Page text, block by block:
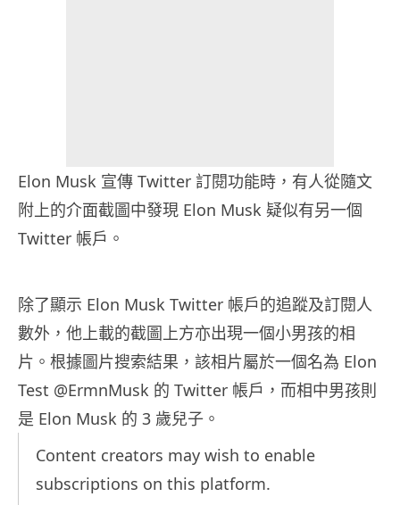
Elon Musk 宣傳 Twitter 訂閱功能時，有人從隨文
附上的介面截圖中發現 Elon Musk 疑似有另一個
Twitter 帳戶。
除了顯示 Elon Musk Twitter 帳戶的追蹤及訂閱人
數外，他上載的截圖上方亦出現一個小男孩的相
片。根據圖片搜索結果，該相片屬於一個名為 Elon
Test @ErmnMusk 的 Twitter 帳戶，而相中男孩則
是 Elon Musk 的 3 歲兒子。
Content creators may wish to enable
subscriptions on this platform.